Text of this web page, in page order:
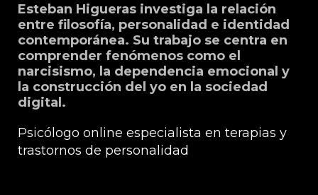
Esteban Higueras investiga la relación
entre filosofía, personalidad e identidad
contemporánea. Su trabajo se centra en
comprender fenómenos como el
narcisismo, la dependencia emocional y
la construcción del yo en la sociedad
digital.
Psicólogo online especialista en terapias y
trastornos de personalidad